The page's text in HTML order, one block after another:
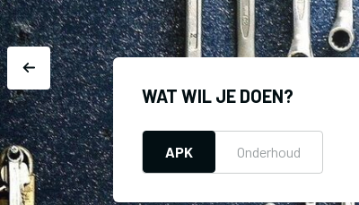
WAT WIL JE DOEN?
APK Onderhoud